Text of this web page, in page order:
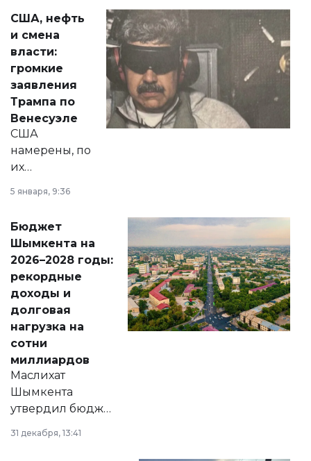
актуальных тем —
от слухов о
политических
реформах до
вопросов армии,
экономики и
личного здоровья.
США, нефть
и смена
власти:
громкие
заявления
Трампа по
Венесуэле
США
намерены, по
их
принести
народу
Венесуэлы.
5 января, 9:36
Бюджет
Шымкента на
2026–2028 годы:
рекордные
доходы и
долговая
нагрузка на
сотни
миллиардов
Маслихат
Шымкента
утвердил бюджет
города на 2026–
2028 годы.
31 декабря, 13:41